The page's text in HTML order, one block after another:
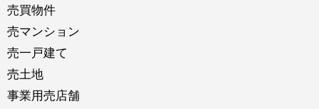
売買物件
売マンション
売一戸建て
売土地
事業用売店舗